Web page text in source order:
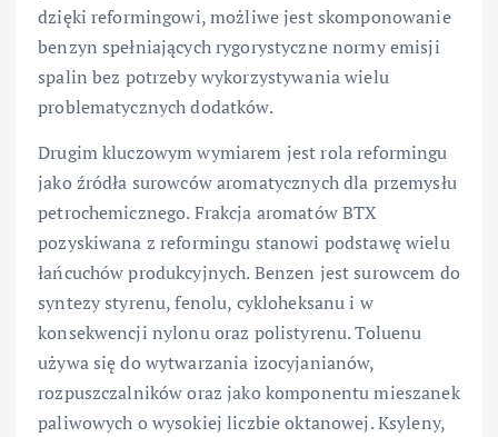
dzięki reformingowi, możliwe jest skomponowanie
benzyn spełniających rygorystyczne normy emisji
spalin bez potrzeby wykorzystywania wielu
problematycznych dodatków.
Drugim kluczowym wymiarem jest rola reformingu
jako źródła surowców aromatycznych dla przemysłu
petrochemicznego. Frakcja aromatów BTX
pozyskiwana z reformingu stanowi podstawę wielu
łańcuchów produkcyjnych. Benzen jest surowcem do
syntezy styrenu, fenolu, cykloheksanu i w
konsekwencji nylonu oraz polistyrenu. Toluenu
używa się do wytwarzania izocyjanianów,
rozpuszczalników oraz jako komponentu mieszanek
paliwowych o wysokiej liczbie oktanowej. Ksyleny,